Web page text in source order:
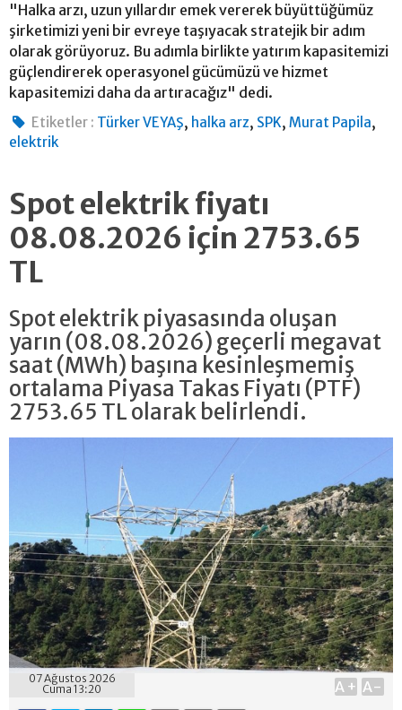
"Halka arzı, uzun yıllardır emek vererek büyüttüğümüz
şirketimizi yeni bir evreye taşıyacak stratejik bir adım
olarak görüyoruz. Bu adımla birlikte yatırım kapasitemizi
güçlendirerek operasyonel gücümüzü ve hizmet
kapasitemizi daha da artıracağız" dedi.
Etiketler : Türker VEYAŞ, halka arz, SPK,Murat Papila,
elektrik
Spot elektrik fiyatı
08.08.2026 için 2753.65
TL
Spot elektrik piyasasında oluşan
yarın (08.08.2026) geçerli megavat
saat (MWh) başına kesinleşmemiş
ortalama Piyasa Takas Fiyatı (PTF)
2753.65 TL olarak belirlendi.
07 Ağustos 2026
Cuma 13:20
A+ A-